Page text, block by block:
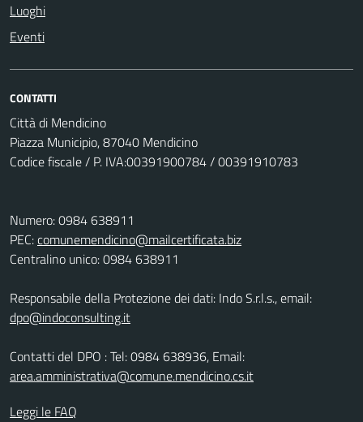
Luoghi
Eventi
CONTATTI
Città di Mendicino
Piazza Municipio, 87040 Mendicino
Codice fiscale / P. IVA:00391900784 / 00391910783
Numero: 0984 638911
PEC:comunemendicino@mailcertificata.biz
Centralino unico: 0984 638911
Responsabile della Protezione dei dati: Indo S.r.l.s., email:
dpo@indoconsulting.it
Contatti del DPO : Tel: 0984 638936, Email:
area.amministrativa@comune.mendicino.cs.it
Leggi le FAQ